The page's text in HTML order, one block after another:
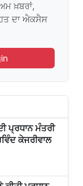
ਖ਼ਬਰਾਂ,
ਦਾ ਐਕਸੈਸ
ਪ੍ਰਧਾਨ ਮੰਤਰੀ
ਕੇਜਰੀਵਾਲ